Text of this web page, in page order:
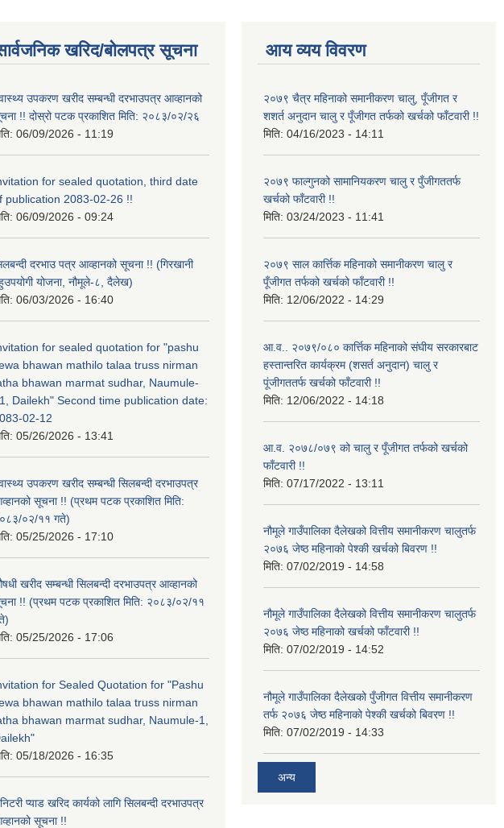
खरिद/बोलपत्र सूचना
उपकरण खरीद सम्बन्धी दरभाउपत्र आव्हानको
!! दोस्रो पटक प्रकाशित मिति: २०८३/०२/२६
06/09/2026 - 11:19
for sealed quotation, third date
publication 2083-02-26 !!
06/09/2026 - 09:24
दरभाउ पत्र आव्हानको सूचना !! (गिरखानी
योजना, नौमूले-८, दैलेख)
06/03/2026 - 16:40
for sealed quotation for "pashu
bhawan mathilo talaa truss nirman
bhawan marmat sudhar, Naumule-
Dailekh" Second time publication date:
02-12
05/26/2026 - 13:41
उपकरण खरीद सम्बन्धी सिलबन्दी दरभाउपत्र
सूचना !! (प्रथम पटक प्रकाशित मिति:
०२/११ गते)
05/25/2026 - 17:10
खरीद सम्बन्धी सिलबन्दी दरभाउपत्र आव्हानको
!! (प्रथम पटक प्रकाशित मिति: २०८३/०२/११
05/25/2026 - 17:06
for Sealed Quotation for "Pashu
bhawan mathilo talaa truss nirman
bhawan marmat sudhar, Naumule-1,
05/18/2026 - 16:35
प्याड खरिद कार्यको लागि सिलबन्दी दरभाउपत्र
सूचना !!
आय व्यय विवरण
२०७९ चैत्र महिनाको समानीकरण चालु, पूँजीगत र
शशर्त अनुदान चालु र पूँजीगत तर्फको खर्चको फाँटवारी !!
मिति: 04/16/2023 - 14:11
२०७९ फाल्गुनको सामानियकरण चालु र पुँजीगततर्फ
खर्चको फाँटवारी !!
मिति: 03/24/2023 - 11:41
२०७९ साल कार्त्तिक महिनाको समानीकरण चालु र
पूँजीगत तर्फको खर्चको फाँटवारी !!
मिति: 12/06/2022 - 14:29
आ.व.. २०७९/०८० कार्त्तिक महिनाको संघीय सरकारबाट
हस्तान्तरित कार्यक्रम (शसर्त अनुदान) चालु र
पूंजीगततर्फ खर्चको फाँटवारी !!
मिति: 12/06/2022 - 14:18
आ.व. २०७८/०७९ को चालु र पूँजीगत तर्फको खर्चको
फाँटवारी !!
मिति: 07/17/2022 - 13:11
नौमूले गाउँपालिका दैलेखको वित्तीय समानीकरण चालुतर्फ
२०७६ जेष्ठ महिनाको पेश्की खर्चको बिवरण !!
मिति: 07/02/2019 - 14:58
नौमूले गाउँपालिका दैलेखको वित्तीय समानीकरण चालुतर्फ
२०७६ जेष्ठ महिनाको खर्चको फाँटवारी !!
मिति: 07/02/2019 - 14:52
नौमूले गाउँपालिका दैलेखको पुँजीगत वित्तीय समानीकरण
तर्फ २०७६ जेष्ठ महिनाको पेश्की खर्चको बिवरण !!
मिति: 07/02/2019 - 14:33
अन्य